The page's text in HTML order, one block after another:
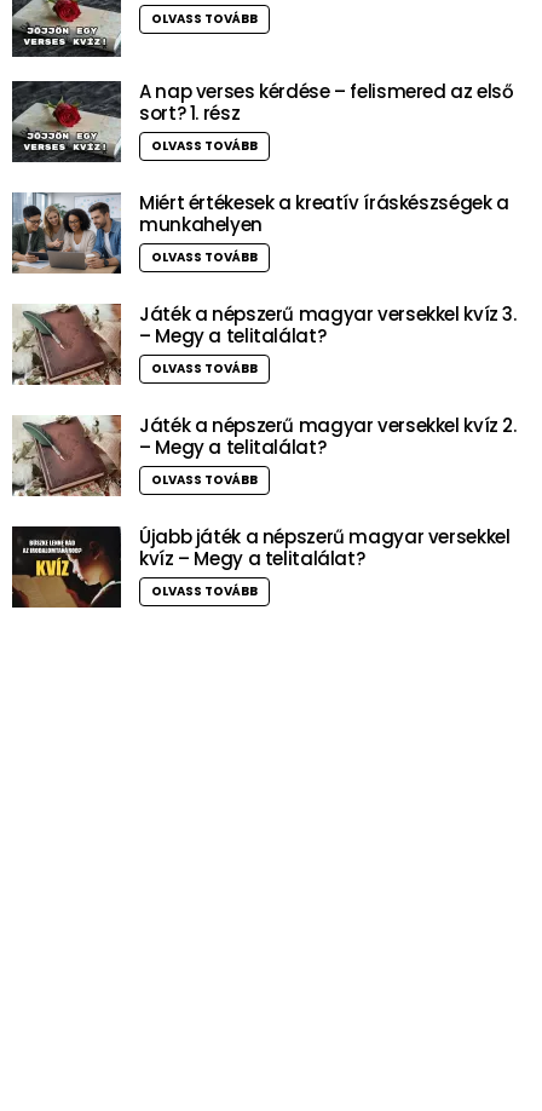
OLVASS TOVÁBB
A nap verses kérdése – felismered az első
sort? 1. rész
OLVASS TOVÁBB
Miért értékesek a kreatív íráskészségek a
munkahelyen
OLVASS TOVÁBB
Játék a népszerű magyar versekkel kvíz 3.
– Megy a telitalálat?
OLVASS TOVÁBB
Játék a népszerű magyar versekkel kvíz 2.
– Megy a telitalálat?
OLVASS TOVÁBB
Újabb játék a népszerű magyar versekkel
kvíz – Megy a telitalálat?
OLVASS TOVÁBB